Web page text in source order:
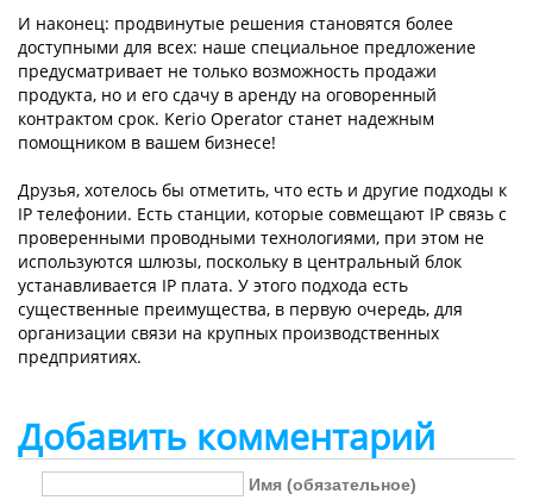
И наконец: продвинутые решения становятся более
доступными для всех: наше специальное предложение
предусматривает не только возможность продажи
продукта, но и его сдачу в аренду на оговоренный
контрактом срок. Kerio Operator станет надежным
помощником в вашем бизнесе!
Друзья, хотелось бы отметить, что есть и другие подходы к
IP телефонии. Есть станции, которые совмещают IP связь с
проверенными проводными технологиями, при этом не
используются шлюзы, поскольку в центральный блок
устанавливается IP плата. У этого подхода есть
существенные преимущества, в первую очередь, для
организации связи на крупных производственных
предприятиях.
Добавить комментарий
Имя (обязательное)